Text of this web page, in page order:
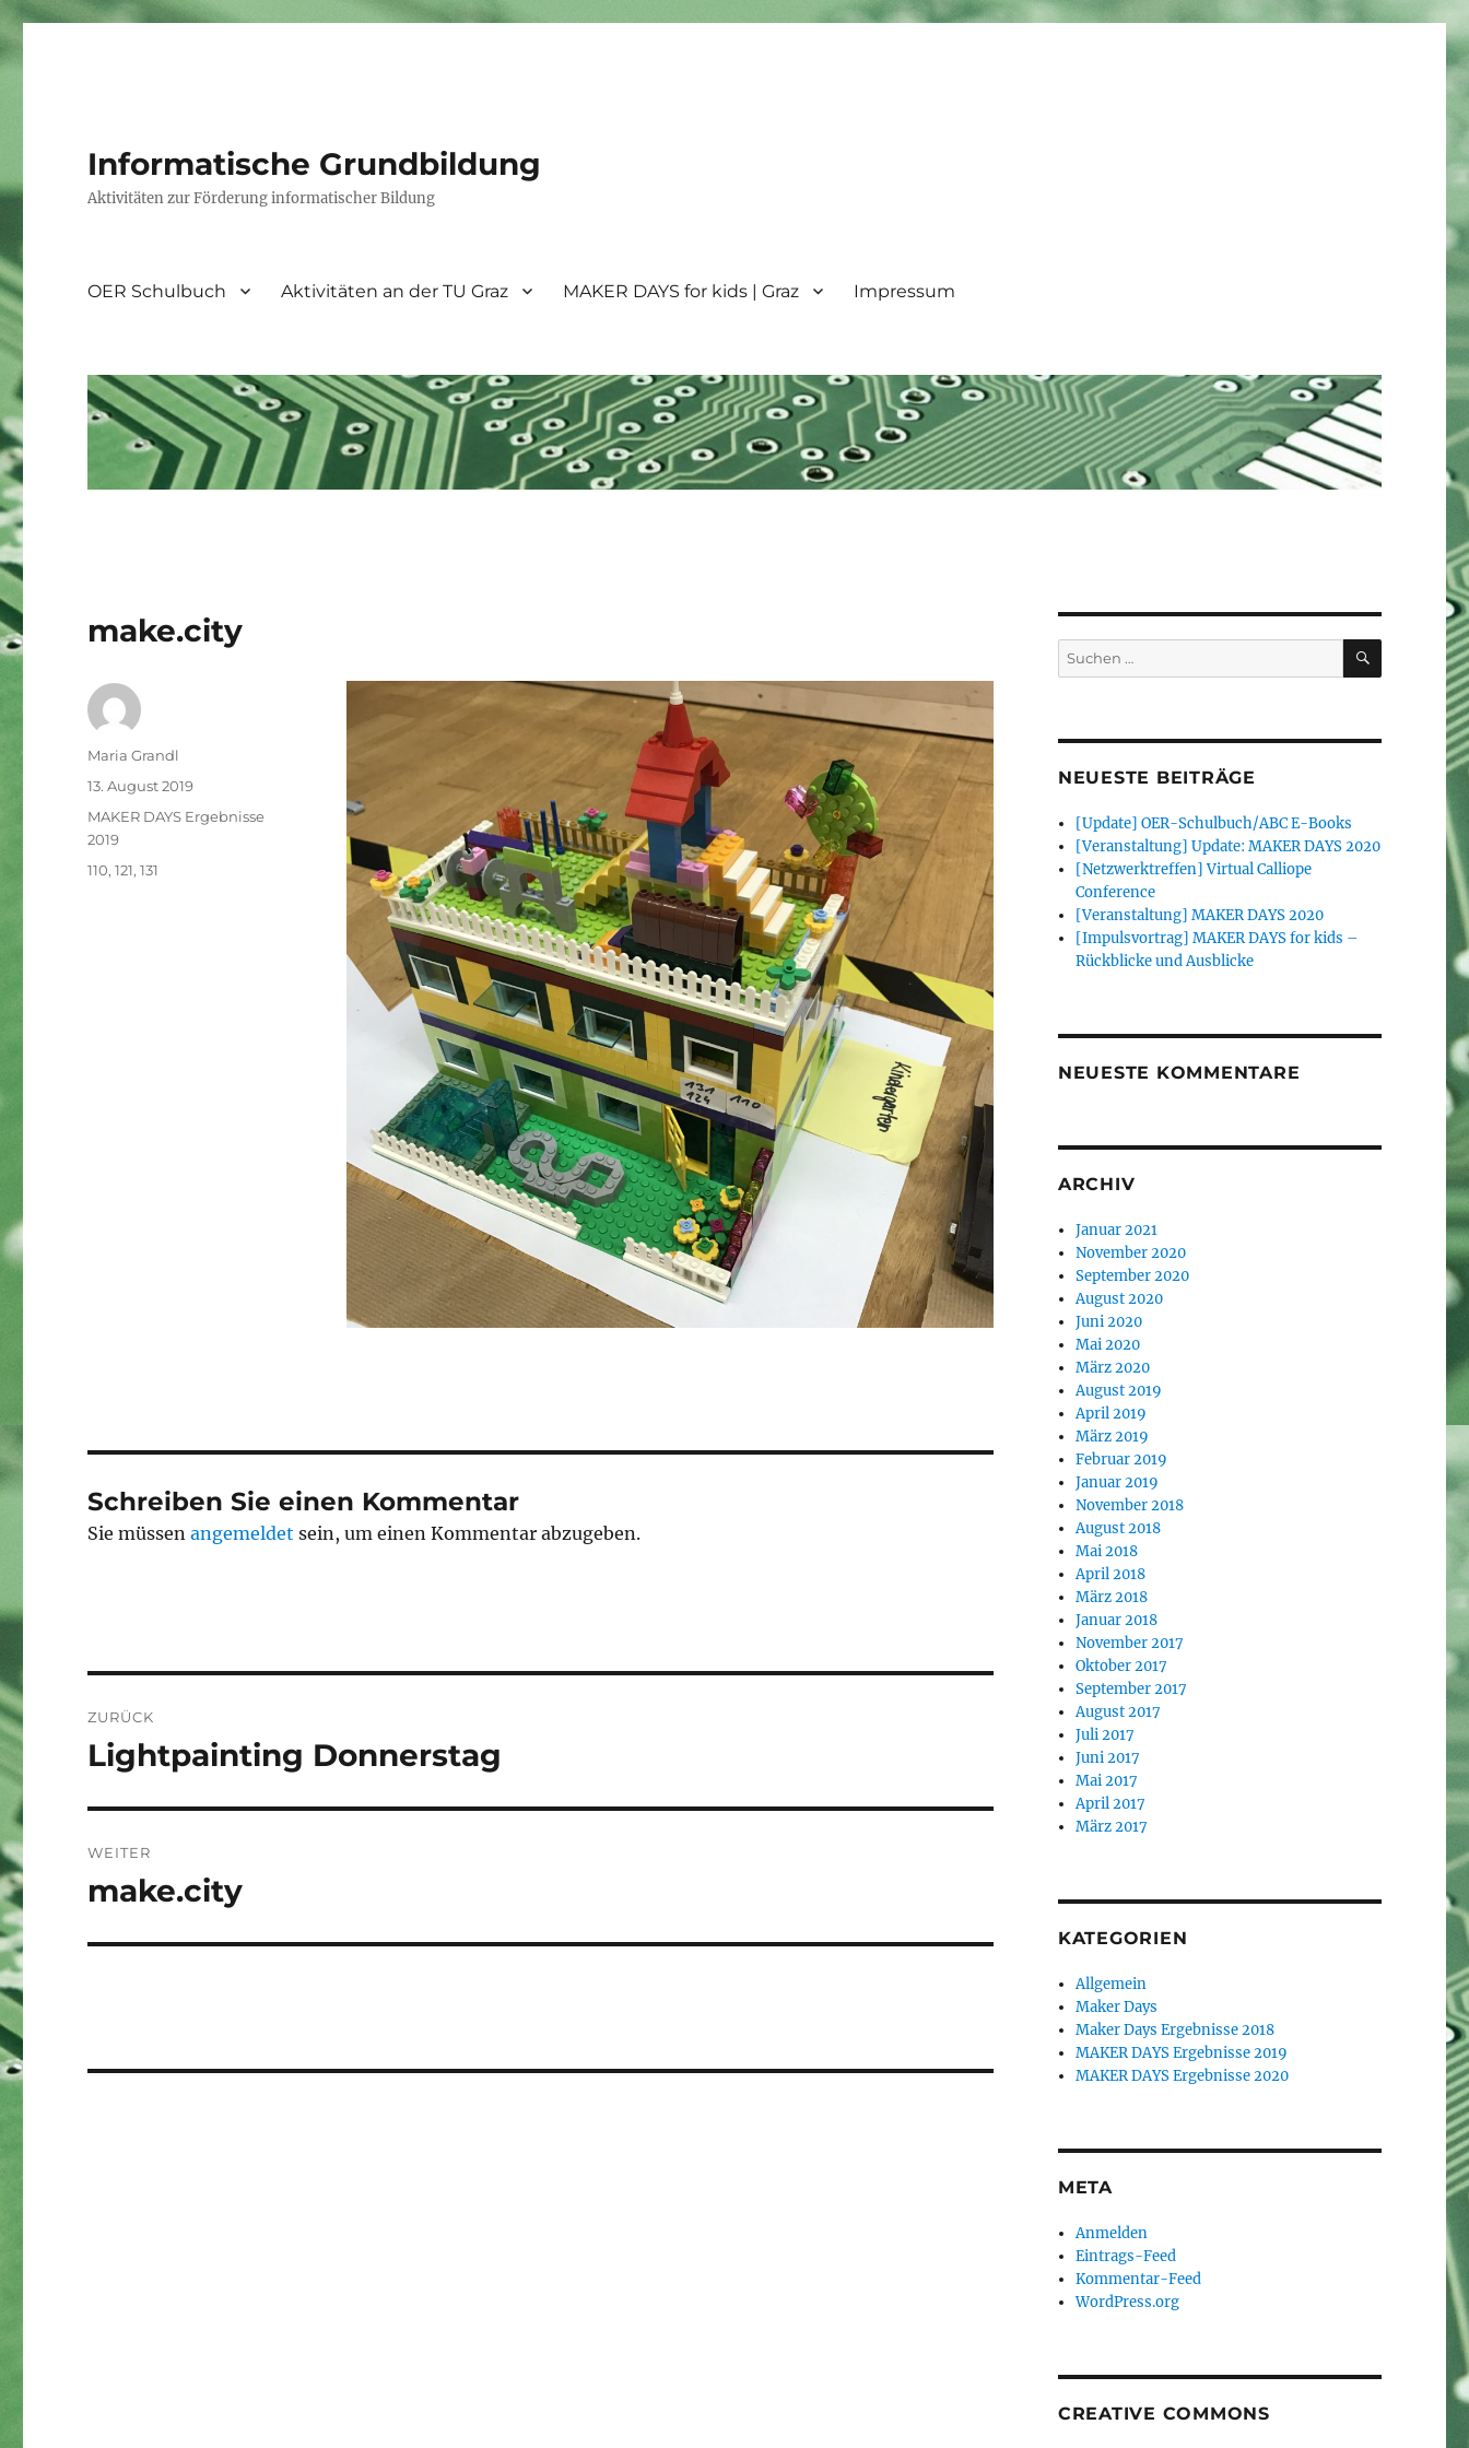
Informatische Grundbildung
Aktivitäten zur Förderung informatischer Bildung
OER Schulbuch Aktivitäten an der TU Graz MAKER DAYS for kids | Graz Impressum
make.city
Autor
Maria Grandl
Veröffentlicht
13. August 2019
Kategorien
MAKER DAYS Ergebnisse
2019
Schlagwörter
110,121,131
Schreiben Sie einen Kommentar
Sie müssenangemeldet sein, um einen Kommentar abzugeben.
ZURÜCK
Vorheriger
Lightpainting Donnerstag
WEITER
Nächster
make.city
Suchen
nach:
SUCHEN
NEUESTE BEITRÄGE
[Update] OER-Schulbuch/ABC E-Books
[Veranstaltung] Update: MAKER DAYS 2020
[Netzwerktreffen] Virtual Calliope
Conference
[Veranstaltung] MAKER DAYS 2020
[Impulsvortrag] MAKER DAYS for kids –
Rückblicke und Ausblicke
NEUESTE KOMMENTARE
ARCHIV
Januar 2021
November 2020
September 2020
August 2020
Juni 2020
Mai 2020
März 2020
August 2019
April 2019
März 2019
Februar 2019
Januar 2019
November 2018
August 2018
Mai 2018
April 2018
März 2018
Januar 2018
November 2017
Oktober 2017
September 2017
August 2017
Juli 2017
Juni 2017
Mai 2017
April 2017
März 2017
KATEGORIEN
Allgemein
Maker Days
Maker Days Ergebnisse 2018
MAKER DAYS Ergebnisse 2019
MAKER DAYS Ergebnisse 2020
META
Anmelden
Eintrags-Feed
Kommentar-Feed
WordPress.org
CREATIVE COMMONS